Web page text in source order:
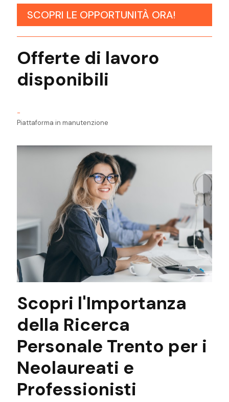
SCOPRI LE OPPORTUNITÀ ORA!
Offerte di lavoro
disponibili
-
Piattaforma in manutenzione
Scopri l'Importanza
della Ricerca
Personale Trento per i
Neolaureati e
Professionisti